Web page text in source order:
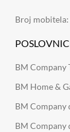
Broj
BM Company
BM Home &
BM Company
BM Company